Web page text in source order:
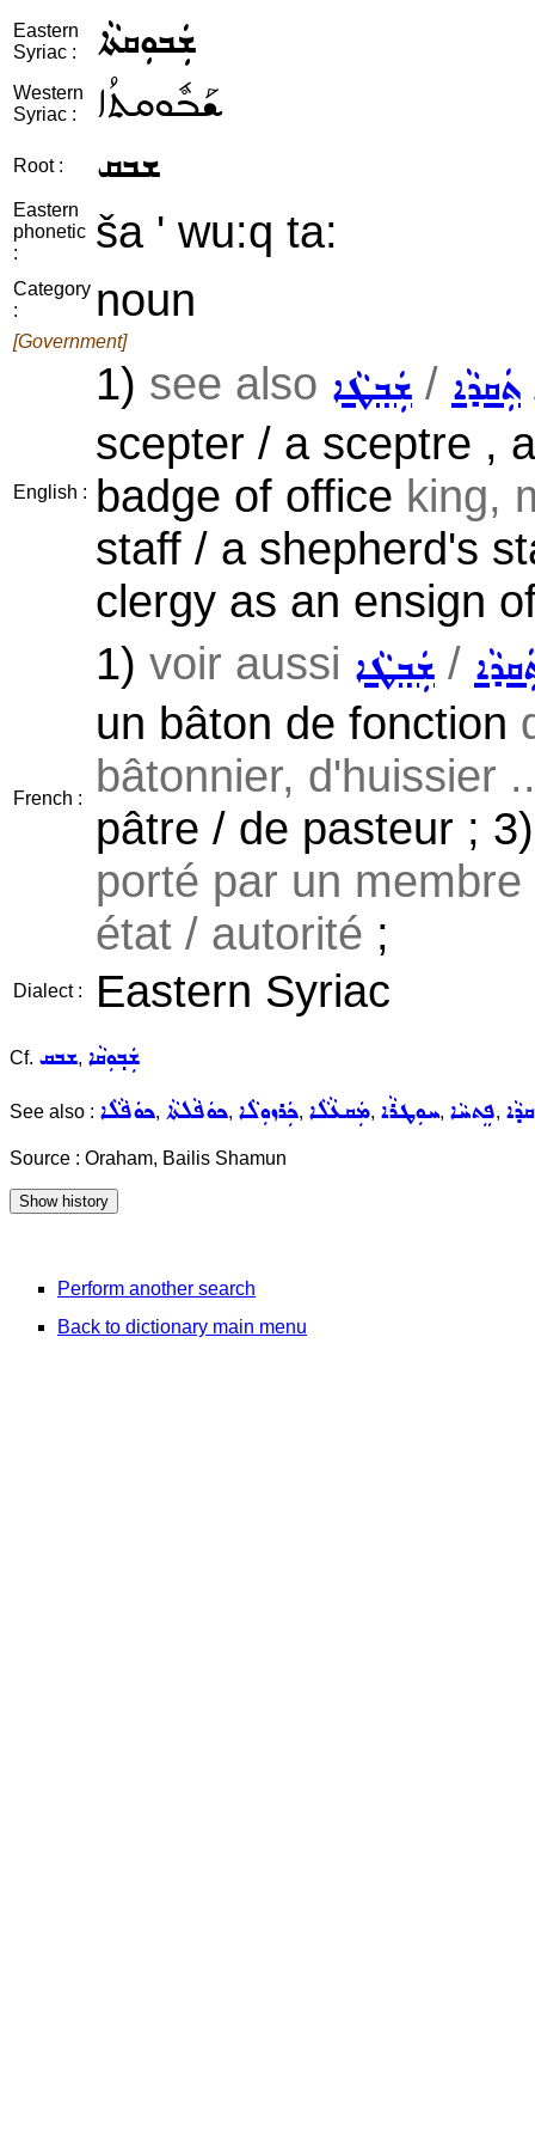
Eastern
Syriac :
ܫܲܒܘܼܩܬܵܐ
Western
Syriac :
ܫܰܒܽܘܩܬܳܐ
Root : ܫܒܩ
Eastern
phonetic
:
ša ' wu:q ta:
Category
:
noun
[Government]
English :
1) see also ܫܲܒ݂ܛܵܐ / ܬܲܩܕܵܐ
scepter / a sceptre ,
badge of office king,
staff / a shepherd's
clergy as an ensign
French :
1) voir aussi ܫܲܒ݂ܛܵܐ /
un bâton de fonction
bâtonnier, d'huissier
pâtre / de pasteur ;
porté par un
état / autorité ;
Dialect : Eastern Syriac
Cf. ܫܒܩ, ܫܲܒ݂ܘܼܩܵܐ
See also : ܟܘܿܦܵܠܵܐ, ܟܘܿܦܵܠܬܵܐ, ܟܲܪܙܘܼܠܵܐ, ܡܲܩܥܵܠܵܐ, ܚܘܼܛܪܵܐ, ܦܸܬܚܵܐ,
Source : Oraham, Bailis Shamun
Perform another search
Back to dictionary main menu